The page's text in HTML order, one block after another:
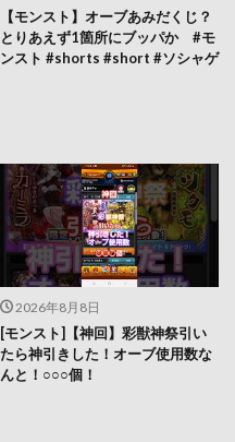
【モンスト】オーブあみだくじ？
とりあえず1箇所にブッパか #モ
ンスト #shorts #short #ソシャゲ
2026年8月8日
[モンスト]【神回】彩獣神祭引い
たら神引きした！オーブ使用数な
んと！○○○個！